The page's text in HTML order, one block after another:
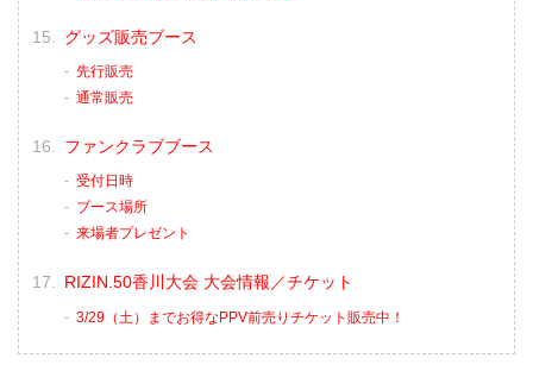
グッズ販売ブース
先行販売
通常販売
ファンクラブブース
受付日時
ブース場所
来場者プレゼント
RIZIN.50香川大会 大会情報／チケット
3/29（土）までお得なPPV前売りチケット販売中！